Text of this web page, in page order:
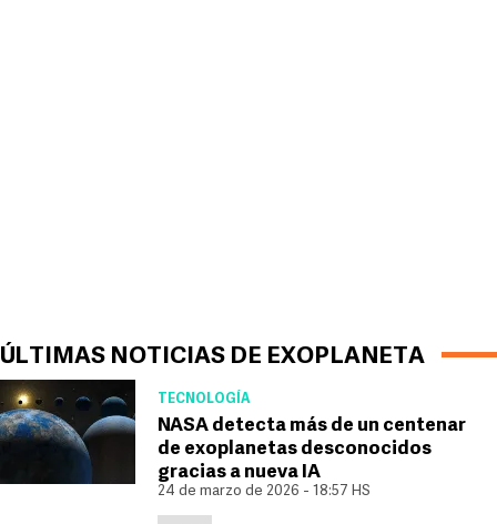
ÚLTIMAS NOTICIAS DE EXOPLANETA
TECNOLOGÍA
NASA detecta más de un centenar
de exoplanetas desconocidos
gracias a nueva IA
24 de marzo de 2026 - 18:57 HS